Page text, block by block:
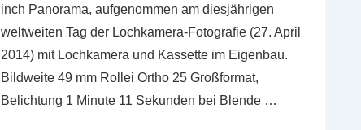
inch Panorama, aufgenommen am diesjährigen
weltweiten Tag der Lochkamera-Fotografie (27. April
2014) mit Lochkamera und Kassette im Eigenbau.
Bildweite 49 mm Rollei Ortho 25 Großformat,
Belichtung 1 Minute 11 Sekunden bei Blende …